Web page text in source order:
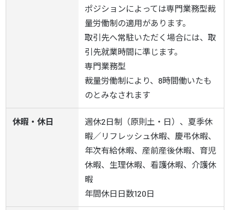
ポジションによっては専門業務型裁
量労働制の適用があります。
取引先へ常駐いただく場合には、取
引先就業時間に準じます。
専門業務型
裁量労働制により、8時間働いたも
のとみなされます
休暇・休日
週休2日制（原則土・日）、夏季休
暇／リフレッシュ休暇、慶弔休暇、
年次有給休暇、産前産後休暇、育児
休暇、生理休暇、看護休暇、介護休
暇
年間休日日数120日